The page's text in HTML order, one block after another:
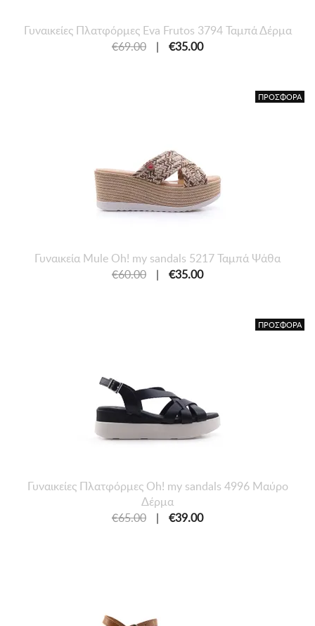
Γυναικείες Πλατφόρμες Eva Frutos 3794 Ταμπά Δέρμα
€69.00
| €35.00
ΠΡΟΣΦΟΡΑ
Γυναικεία Mule Oh! my sandals 5217 Ταμπά Ψάθα
€60.00
| €35.00
ΠΡΟΣΦΟΡΑ
Γυναικείες Πλατφόρμες Oh! my sandals 4996 Μαύρο
Δέρμα
€65.00
| €39.00